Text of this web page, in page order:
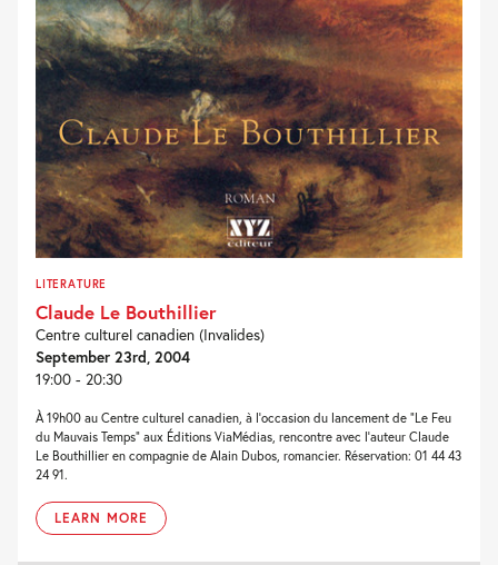
LITERATURE
Claude Le Bouthillier
Centre culturel canadien (Invalides)
September 23rd, 2004
19:00 - 20:30
À 19h00 au Centre culturel canadien, à l’occasion du lancement de “Le Feu
du Mauvais Temps” aux Éditions ViaMédias, rencontre avec l’auteur Claude
Le Bouthillier en compagnie de Alain Dubos, romancier. Réservation: 01 44 43
24 91.
LEARN MORE